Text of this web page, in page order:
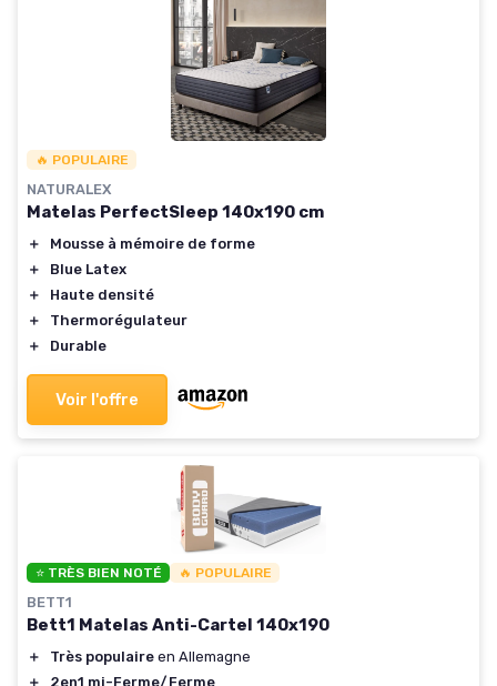
🔥 POPULAIRE
NATURALEX
Matelas PerfectSleep 140x190 cm
＋
Mousse à mémoire de forme
＋
Blue Latex
＋
Haute densité
＋
Thermorégulateur
＋
Durable
Voir l'offre
⭐ TRÈS BIEN NOTÉ 🔥 POPULAIRE
BETT1
Bett1 Matelas Anti-Cartel 140x190
＋ Très populaire en Allemagne
＋
2en1 mi-Ferme/Ferme